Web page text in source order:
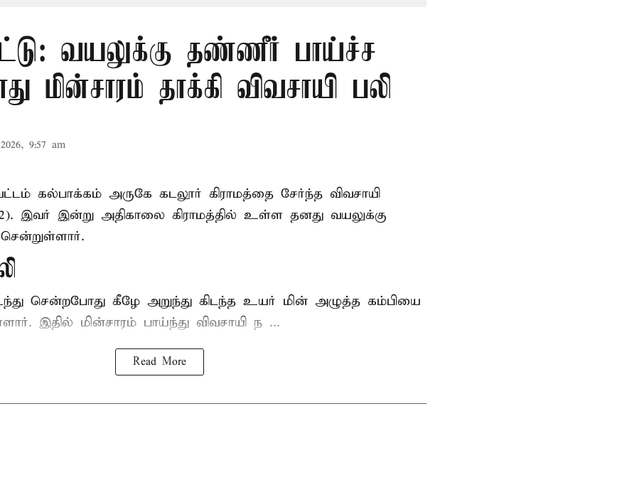
வயலுக்கு தண்ணீர் பாய்ச்ச
மின்சாரம் தாக்கி விவசாயி பலி
9:57 am
கல்பாக்கம் அருகே கடலூர் கிராமத்தை சேர்ந்த விவசாயி
இவர் இன்று அதிகாலை கிராமத்தில் உள்ள தனது வயலுக்கு
சென்றபோது கீழே அறுந்து கிடந்த உயர் மின் அழுத்த கம்பியை
இதில் மின்சாரம் பாய்ந்து விவசாயி ந ...
Read More